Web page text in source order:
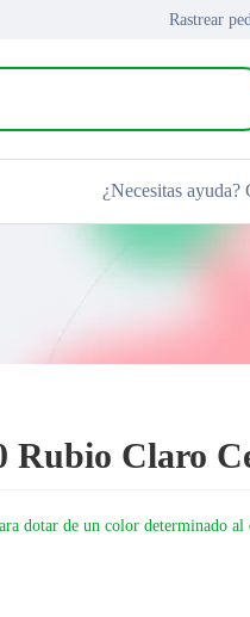
Rastrear
¿Necesitas ayuda?
Rubio Claro
dotar de un color determinado al